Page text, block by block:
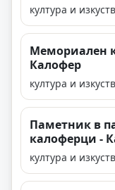
култура и
Мемориален
Калофер
култура и
Паметник в
калоферци -
култура и